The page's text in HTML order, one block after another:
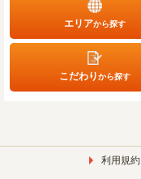
エリアから探す
こだわりから探す
利用規約